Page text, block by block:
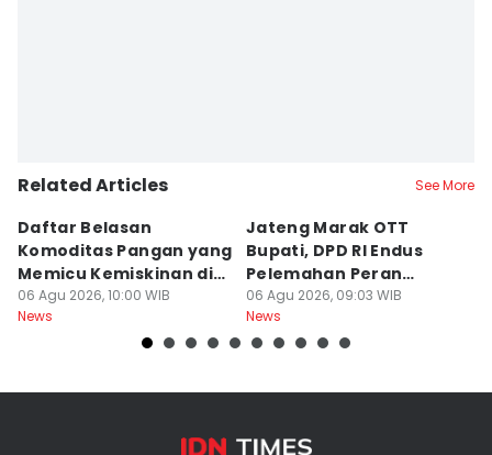
Related Articles See More
Daftar Belasan
Komoditas Pangan yang
Memicu Kemiskinan di
Jawa Tengah
06 Agu 2026, 10:00 WIB
News
Jateng Marak OTT
Bupati, DPD RI Endus
Pelemahan Peran
Inspektorat
06 Agu 2026, 09:03 WIB
News